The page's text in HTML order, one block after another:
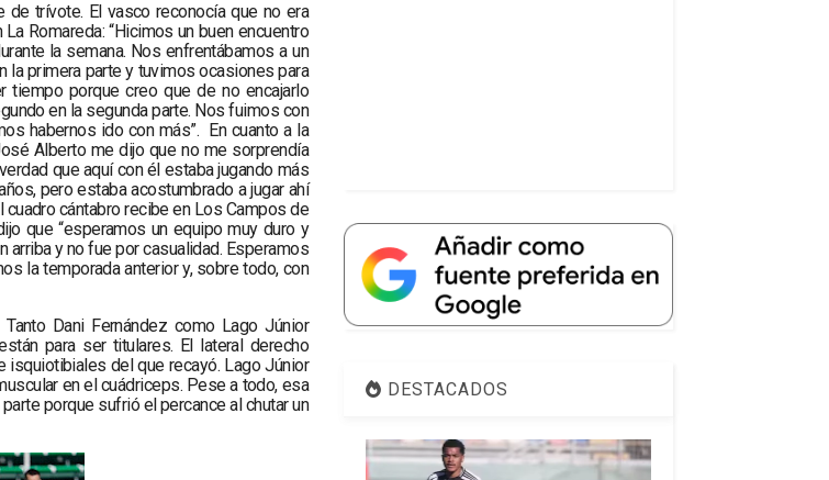
trívote. El vasco reconocía que no era
Romareda: “Hicimos un buen encuentro
la semana. Nos enfrentábamos a un
la primera parte y tuvimos ocasiones para
tiempo porque creo que de no encajarlo
en la segunda parte. Nos fuimos con
habernos ido con más”.
En cuanto a la
Alberto me dijo que no me sorprendía
que aquí con él estaba jugando más
pero estaba acostumbrado a jugar ahí
cuadro cántabro recibe en Los Campos de
que “esperamos un equipo muy duro y
y no fue por casualidad. Esperamos
la temporada anterior y, sobre todo, con
Dani Fernández como Lago Júnior
para ser titulares. El lateral derecho
isquiotibiales del que recayó. Lago Júnior
en el cuádriceps. Pese a todo, esa
porque sufrió el percance al chutar un
DESTACADOS